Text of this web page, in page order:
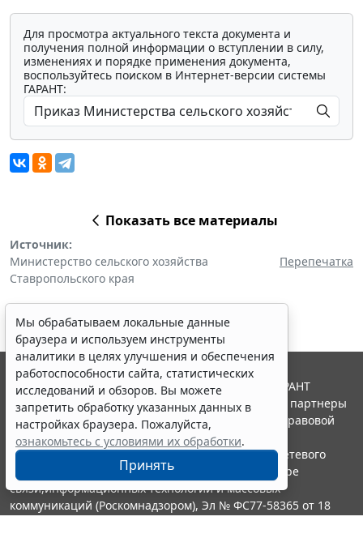
Для просмотра актуального текста документа и
получения полной информации о вступлении в силу,
изменениях и порядке применения документа,
воспользуйтесь поиском в Интернет-версии системы
ГАРАНТ:
Показать все материалы
Источник:
Министерство сельского хозяйства
Ставропольского края
Перепечатка
Мы обрабатываем локальные данные
браузера и используем инструменты
аналитики в целях улучшения и обеспечения
работоспособности сайта, статистических
исследований и обзоров. Вы можете
запретить обработку указанных данных в
настройках браузера. Пожалуйста,
ознакомьтесь с условиями их обработки.
Принять
© ООО "НПП "ГАРАНТ-СЕРВИС", 2026. Система ГАРАНТ
выпускается с 1990 года. Компания "Гарант" и ее партнеры
являются участниками Российской ассоциации правовой
информации ГАРАНТ.
Портал ГАРАНТ.РУ зарегистрирован в качестве сетевого
издания Федеральной службой по надзору в сфере
связи,информационных технологий и массовых
коммуникаций (Роскомнадзором), Эл № ФС77-58365 от 18